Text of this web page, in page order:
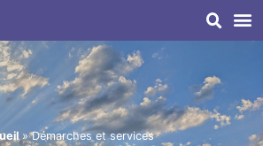
»Démarches et services